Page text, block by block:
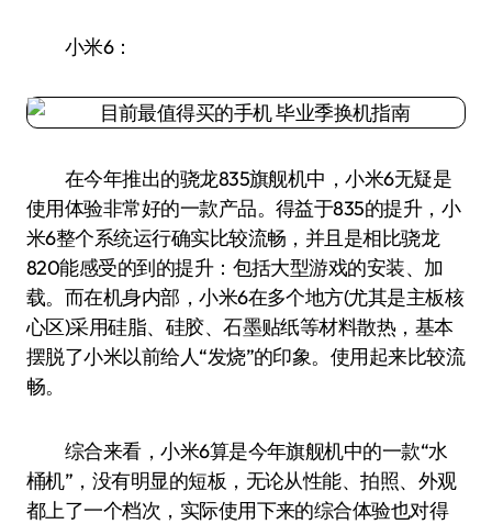
小米6：
在今年推出的骁龙835旗舰机中，小米6无疑是
使用体验非常好的一款产品。得益于835的提升，小
米6整个系统运行确实比较流畅，并且是相比骁龙
820能感受的到的提升：包括大型游戏的安装、加
载。而在机身内部，小米6在多个地方(尤其是主板核
心区)采用硅脂、硅胶、石墨贴纸等材料散热，基本
摆脱了小米以前给人“发烧”的印象。使用起来比较流
畅。
综合来看，小米6算是今年旗舰机中的一款“水
桶机”，没有明显的短板，无论从性能、拍照、外观
都上了一个档次，实际使用下来的综合体验也对得